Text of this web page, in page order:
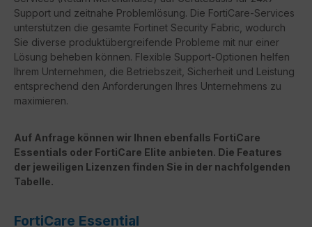
Support und zeitnahe Problemlösung. Die FortiCare-Services
unterstützen die gesamte Fortinet Security Fabric, wodurch
Sie diverse produktübergreifende Probleme mit nur einer
Lösung beheben können. Flexible Support-Optionen helfen
Ihrem Unternehmen, die Betriebszeit, Sicherheit und Leistung
entsprechend den Anforderungen Ihres Unternehmens zu
maximieren.
Auf Anfrage können wir Ihnen ebenfalls FortiCare
Essentials oder FortiCare Elite anbieten. Die Features
der jeweiligen Lizenzen finden Sie in der nachfolgenden
Tabelle.
FortiCare Essential